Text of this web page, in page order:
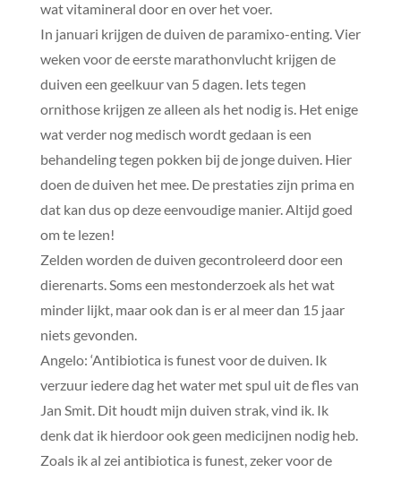
wat vitamineral door en over het voer.
In januari krijgen de duiven de paramixo-enting. Vier
weken voor de eerste marathonvlucht krijgen de
duiven een geelkuur van 5 dagen. Iets tegen
ornithose krijgen ze alleen als het nodig is. Het enige
wat verder nog medisch wordt gedaan is een
behandeling tegen pokken bij de jonge duiven. Hier
doen de duiven het mee. De prestaties zijn prima en
dat kan dus op deze eenvoudige manier. Altijd goed
om te lezen!
Zelden worden de duiven gecontroleerd door een
dierenarts. Soms een mestonderzoek als het wat
minder lijkt, maar ook dan is er al meer dan 15 jaar
niets gevonden.
Angelo: ‘Antibiotica is funest voor de duiven. Ik
verzuur iedere dag het water met spul uit de fles van
Jan Smit. Dit houdt mijn duiven strak, vind ik. Ik
denk dat ik hierdoor ook geen medicijnen nodig heb.
Zoals ik al zei antibiotica is funest, zeker voor de